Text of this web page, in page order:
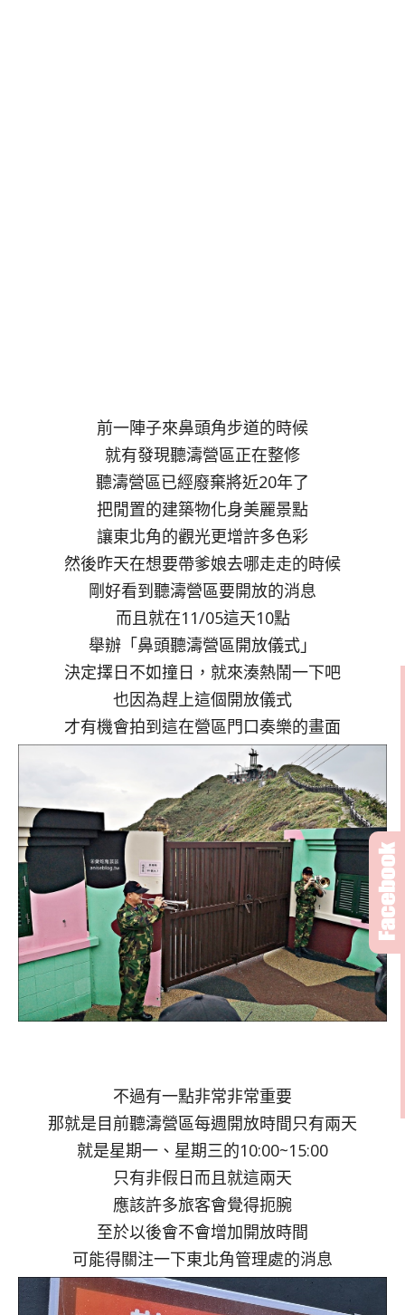
前一陣子來鼻頭角步道的時候
就有發現聽濤營區正在整修
聽濤營區已經廢棄將近20年了
把閒置的建築物化身美麗景點
讓東北角的觀光更增許多色彩
然後昨天在想要帶爹娘去哪走走的時候
剛好看到聽濤營區要開放的消息
而且就在11/05這天10點
舉辦「鼻頭聽濤營區開放儀式」
決定擇日不如撞日，就來湊熱鬧一下吧
也因為趕上這個開放儀式
才有機會拍到這在營區門口奏樂的畫面
不過有一點非常非常重要
那就是目前聽濤營區每週開放時間只有兩天
就是星期一、星期三的10:00~15:00
只有非假日而且就這兩天
應該許多旅客會覺得扼腕
至於以後會不會增加開放時間
可能得關注一下東北角管理處的消息